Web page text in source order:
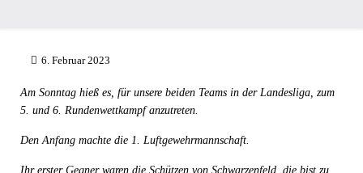
6. Februar 2023
Am Sonntag hieß es, für unsere beiden Teams in der Landesliga, zum
5. und 6. Rundenwettkampf anzutreten.
Den Anfang machte die 1. Luftgewehrmannschaft.
Ihr erster Gegner waren die Schützen von Schwarzenfeld, die bist zu